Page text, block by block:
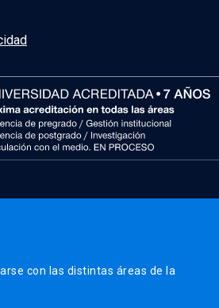
con las distintas áreas de la